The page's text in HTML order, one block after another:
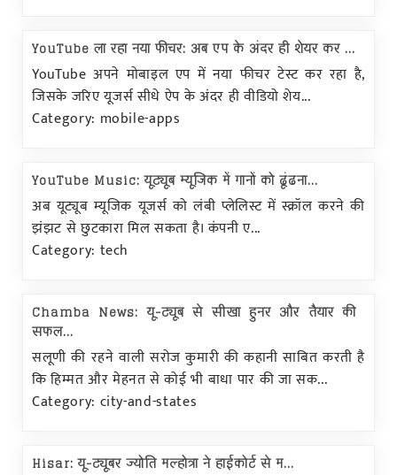
YouTube ला रहा नया फीचर: अब एप के अंदर ही शेयर कर ...
YouTube अपने मोबाइल एप में नया फीचर टेस्ट कर रहा है,
जिसके जरिए यूजर्स सीधे ऐप के अंदर ही वीडियो शेय...
Category: mobile-apps
YouTube Music: यूट्यूब म्यूजिक में गानों को ढूंढना...
अब यूट्यूब म्यूजिक यूजर्स को लंबी प्लेलिस्ट में स्क्रॉल करने की
झंझट से छुटकारा मिल सकता है। कंपनी ए...
Category: tech
Chamba News: यू-ट्यूब से सीखा हुनर और तैयार की
सफल...
सलूणी की रहने वाली सरोज कुमारी की कहानी साबित करती है
कि हिम्मत और मेहनत से कोई भी बाधा पार की जा सक...
Category: city-and-states
Hisar: यू-ट्यूबर ज्योति मल्होत्रा ने हाईकोर्ट से म...